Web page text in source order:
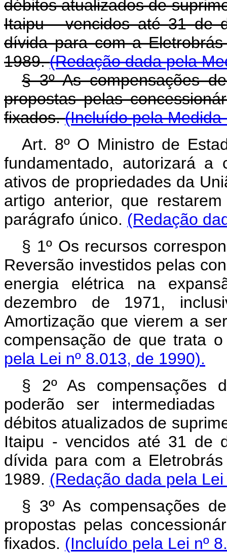
débitos atualizados de
Itaipu - vencidos até 31 de
dívida para com a
1989.(Redação dada pela
§ 3º As compensações
propostas pelas
fixados.(Incluído pela Medida
Art. 8º O Ministro de
fundamentado, autorizará a
ativos de propriedades da
artigo anterior, que
parágrafo único. (Redação
§ 1º Os recursos
Reversão investidos pelas
energia elétrica na
dezembro de 1971,
Amortização que vierem a
compensação de que trata
pela Lei nº 8.013, de 1990).
§ 2º As compensações
poderão ser
débitos atualizados de
Itaipu - vencidos até 31 de
dívida para com a
1989. (Redação dada pela
§ 3º As compensações
propostas pelas
fixados. (Incluído pela Lei nº